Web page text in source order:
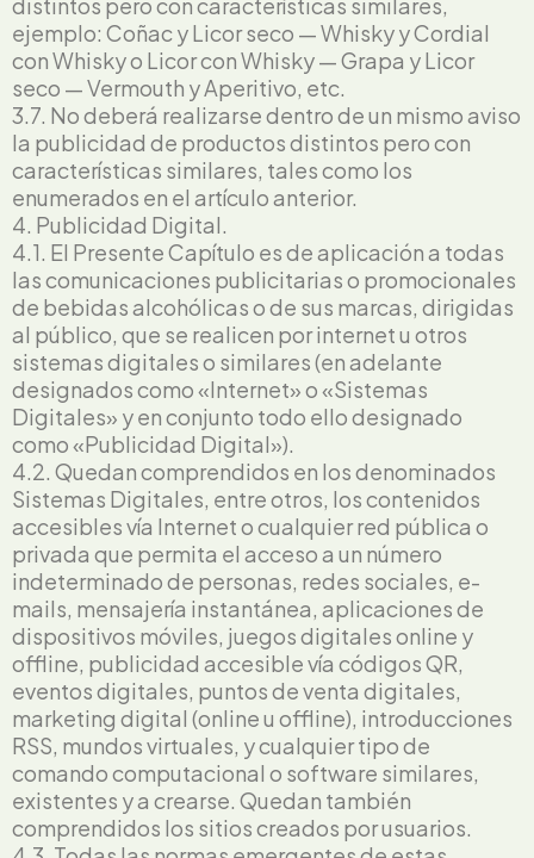
distintos pero con características similares,
ejemplo: Coñac y Licor seco — Whisky y Cordial
con Whisky o Licor con Whisky — Grapa y Licor
seco — Vermouth y Aperitivo, etc.
3.7. No deberá realizarse dentro de un mismo aviso
la publicidad de productos distintos pero con
características similares, tales como los
enumerados en el artículo anterior.
4. Publicidad Digital.
4.1. El Presente Capítulo es de aplicación a todas
las comunicaciones publicitarias o promocionales
de bebidas alcohólicas o de sus marcas, dirigidas
al público, que se realicen por internet u otros
sistemas digitales o similares (en adelante
designados como «Internet» o «Sistemas
Digitales» y en conjunto todo ello designado
como «Publicidad Digital»).
4.2. Quedan comprendidos en los denominados
Sistemas Digitales, entre otros, los contenidos
accesibles vía Internet o cualquier red pública o
privada que permita el acceso a un número
indeterminado de personas, redes sociales, e-
mails, mensajería instantánea, aplicaciones de
dispositivos móviles, juegos digitales online y
offline, publicidad accesible vía códigos QR,
eventos digitales, puntos de venta digitales,
marketing digital (online u offline), introducciones
RSS, mundos virtuales, y cualquier tipo de
comando computacional o software similares,
existentes y a crearse. Quedan también
comprendidos los sitios creados por usuarios.